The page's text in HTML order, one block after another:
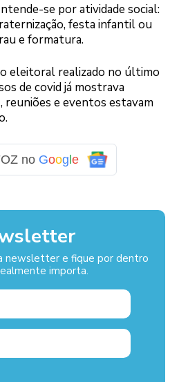
se por atividade social:
festa infantil ou
e formatura.
eleitoral realizado no último
de covid já mostrava
reuniões e eventos estavam
no Google
newsletter e fique por dentro
importa.